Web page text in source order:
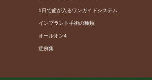
1日で歯が入るワンガイドシステム
インプラント手術の種類
オールオン4
症例集